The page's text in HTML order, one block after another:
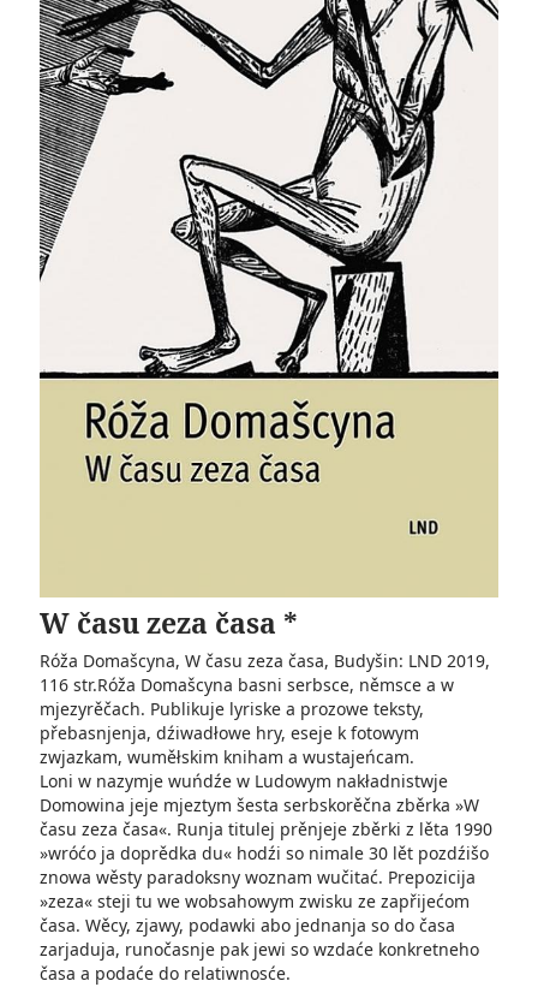
W času zeza časa *
Róža Domašcyna, W času zeza časa, Budyšin: LND 2019,
116 str.Róža Domašcyna basni serbsce, němsce a w
mjezyrěčach. Publikuje lyriske a prozowe teksty,
přebasnjenja, dźiwadłowe hry, eseje k fotowym
zwjazkam, wuměłskim kniham a wustajeńcam.
Loni w nazymje wuńdźe w Ludowym nakładnistwje
Domowina jeje mjeztym šesta serbskorěčna zběrka »W
času zeza časa«. Runja titulej prěnjeje zběrki z lěta 1990
»wróćo ja doprědka du« hodźi so nimale 30 lět pozdźišo
znowa wěsty paradoksny woznam wučitać. Prepozicija
»zeza« steji tu we wobsahowym zwisku ze zapřijećom
časa. Wěcy, zjawy, podawki abo jednanja so do časa
zarjaduja, runočasnje pak jewi so wzdaće konkretneho
časa a podaće do relatiwnosće.